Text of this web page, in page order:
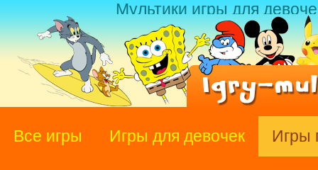
Мультики игры для
Все игры Игры для девочек Игры